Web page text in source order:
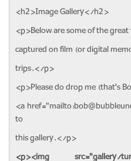
<h2>Image Gallery</h2>
<p>Below are some of the
captured on film (or digital
trips.</p>
<p>Please do drop me (that's
<a
to
this gallery.</p>
<p><img src="gallery/